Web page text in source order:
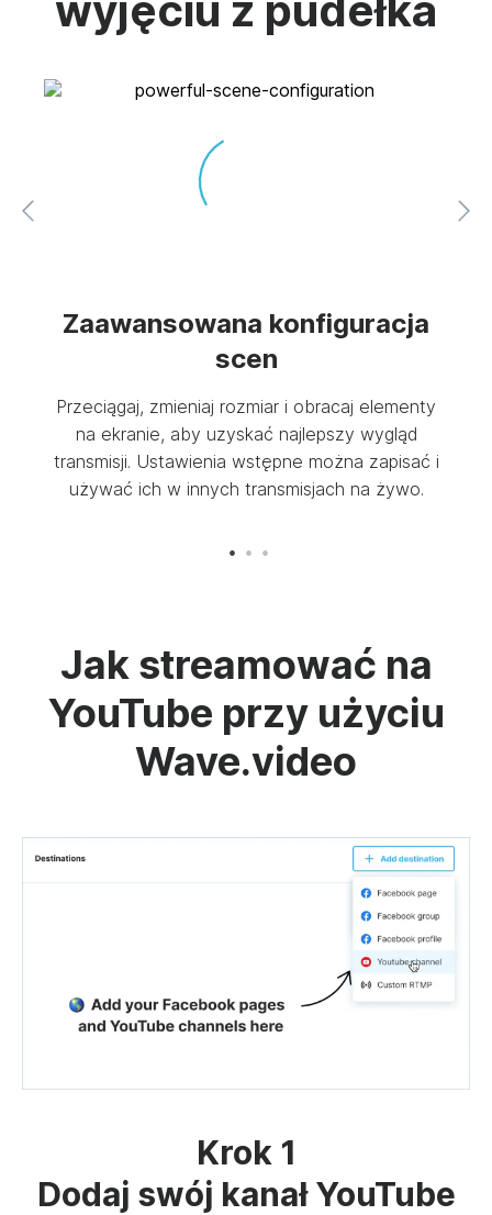
Zaawansowana konfiguracja
scen
Przeciągaj, zmieniaj rozmiar i obracaj elementy
na ekranie, aby uzyskać najlepszy wygląd
transmisji. Ustawienia wstępne można zapisać i
używać ich w innych transmisjach na żywo.
Jak streamować na
YouTube przy użyciu
Wave.video
Krok 1
Dodaj swój kanał YouTube